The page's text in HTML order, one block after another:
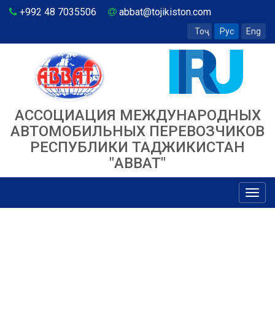
+992 48 7035506 abbat@tojikiston.com
Тоҷ Рус Eng
АССОЦИАЦИЯ МЕЖДУНАРОДНЫХ
АВТОМОБИЛЬНЫХ ПЕРЕВОЗЧИКОВ
РЕСПУБЛИКИ ТАДЖИКИСТАН
"ABBAT"